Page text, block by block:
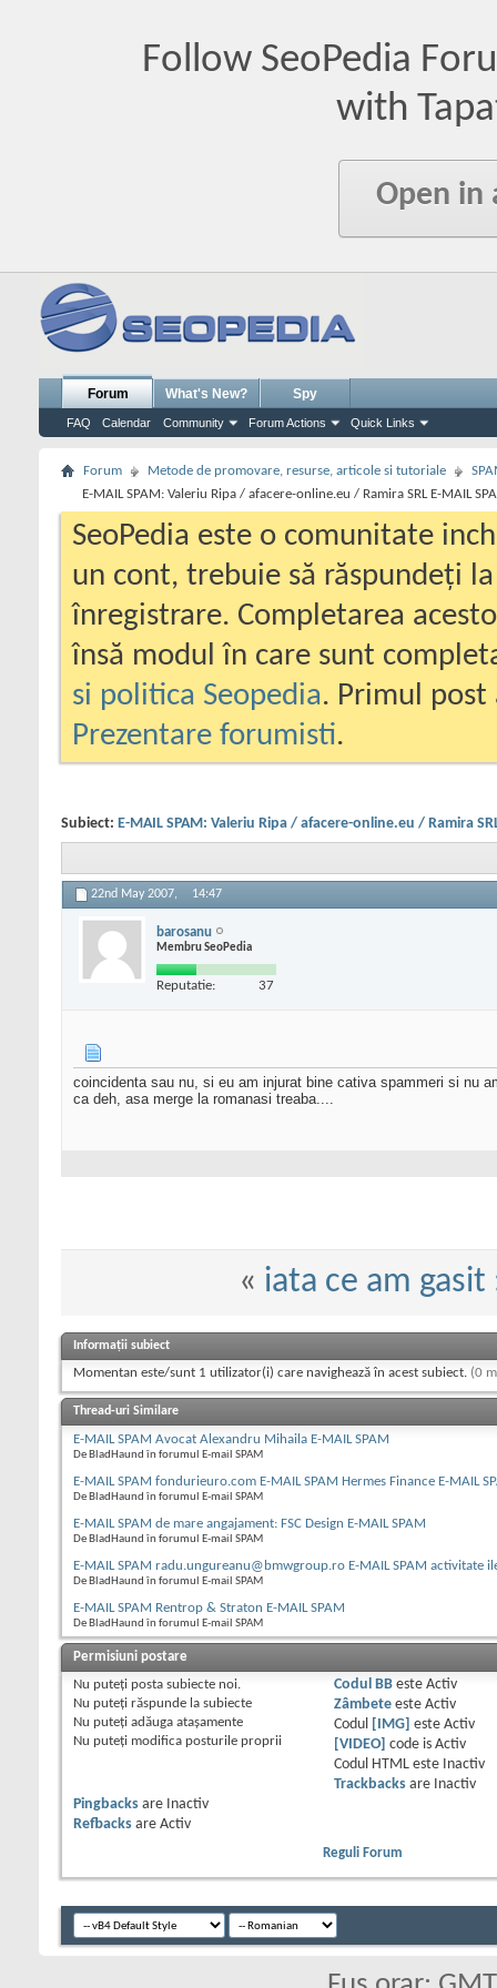
Follow SeoPedia
with
Open in
Forum
FAQ Calendar Community Forum Actions Quick Links
What's New? Spy
Forum Metode de promovare, resurse, articole si tutoriale
E-MAIL SPAM: Valeriu Ripa / afacere-online.eu / Ramira SRL E-MAIL
SeoPedia este o comunitate
un cont, trebuie să răspundeți
înregistrare. Completarea
însă modul în care sunt
si politica Seopedia. Primul
Prezentare forumisti.
Subiect: E-MAIL SPAM: Valeriu Ripa / afacere-online.eu / Ramira
22nd May 2007, 14:47
barosanu
Membru SeoPedia
Reputatie: 37
coincidenta sau nu, si eu am injurat bine cativa spammeri si nu
ca deh, asa merge la romanasi treaba....
« iata ce am gasit
Informații subiect
Momentan este/sunt 1 utilizator(i) care navighează în acest subiect. (0
Thread-uri Similare
E-MAIL SPAM Avocat Alexandru Mihaila E-MAIL SPAM
De BladHaund în forumul E-mail SPAM
E-MAIL SPAM fondurieuro.com E-MAIL SPAM Hermes Finance E-MAIL
De BladHaund în forumul E-mail SPAM
E-MAIL SPAM de mare angajament: FSC Design E-MAIL SPAM
De BladHaund în forumul E-mail SPAM
E-MAIL SPAM radu.ungureanu@bmwgroup.ro E-MAIL SPAM activitate
De BladHaund în forumul E-mail SPAM
E-MAIL SPAM Rentrop & Straton E-MAIL SPAM
De BladHaund în forumul E-mail SPAM
Permisiuni postare
Nu puteţi posta subiecte noi.
Nu puteţi răspunde la subiecte
Nu puteţi adăuga ataşamente
Nu puteţi modifica posturile proprii
Codul BBeste Activ
Zâmbeteeste Activ
Codul
[IMG] este Activ
[VIDEO] code is Activ
Codul HTML este
Inactiv
Trackbacksare
Inactiv
Pingbacks are
Inactiv
Refbacks are Activ
Reguli Forum